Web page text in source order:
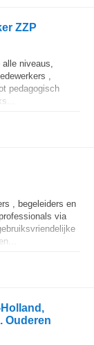
ZZP
niveaus,
,
pedagogisch
, begeleiders en
via
Ouderen